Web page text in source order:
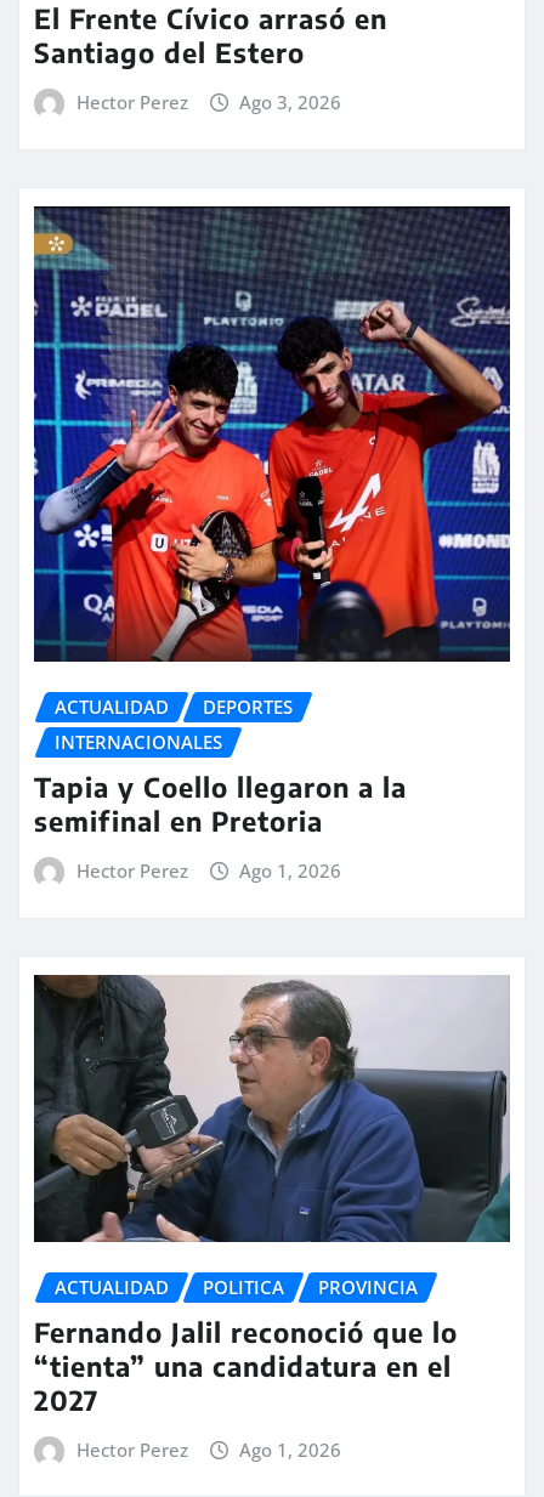
El Frente Cívico arrasó en
Santiago del Estero
Hector Perez Ago 3, 2026
ACTUALIDAD
DEPORTES
INTERNACIONALES
Tapia y Coello llegaron a la
semifinal en Pretoria
Hector Perez Ago 1, 2026
ACTUALIDAD POLITICA PROVINCIA
Fernando Jalil reconoció que lo
“tienta” una candidatura en el
2027
Hector Perez Ago 1, 2026